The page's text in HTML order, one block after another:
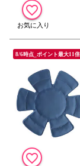
8/6時点_ポイント最大11倍